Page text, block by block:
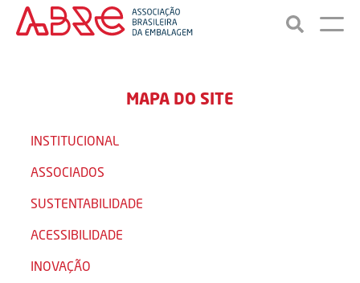
MAPA DO SITE
INSTITUCIONAL
ASSOCIADOS
SUSTENTABILIDADE
ACESSIBILIDADE
INOVAÇÃO